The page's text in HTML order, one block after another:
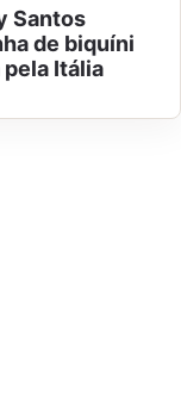
Santos
de biquíni
Itália